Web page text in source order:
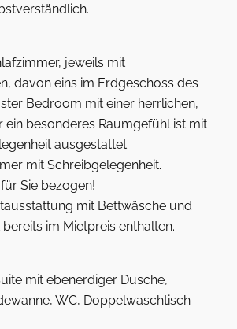
jeweils mit
davon eins im Erdgeschoss des
Bedroom mit einer herrlichen,
ein besonderes Raumgefühl ist mit
ausgestattet.
mit Schreibgelegenheit.
Sie bezogen!
mit Bettwäsche und
im Mietpreis enthalten.
mit ebenerdiger Dusche,
WC, Doppelwaschtisch